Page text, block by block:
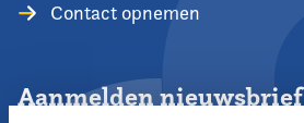
Contact opnemen
Aanmelden nieuwsbrief